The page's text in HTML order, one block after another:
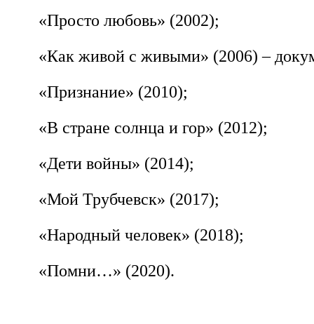
«Просто любовь» (2002);
«Как живой с живыми» (2006) –
«Признание» (2010);
«В стране солнца и гор» (2012);
«Дети войны» (2014);
«Мой Трубчевск» (2017);
«Народный человек» (2018);
«Помни…» (2020).